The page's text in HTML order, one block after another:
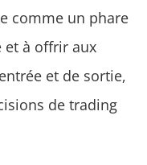
comme un phare
et à offrir aux
et de sortie,
de trading